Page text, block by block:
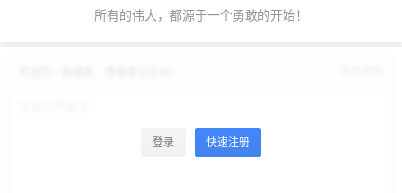
所有的伟大，都源于一个勇敢的开始！
登录 快速注册